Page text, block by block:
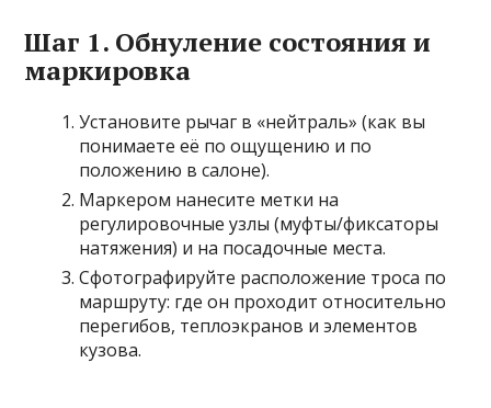
Шаг 1. Обнуление состояния и
маркировка
Установите рычаг в «нейтраль» (как вы
понимаете её по ощущению и по
положению в салоне).
Маркером нанесите метки на
регулировочные узлы (муфты/фиксаторы
натяжения) и на посадочные места.
Сфотографируйте расположение троса по
маршруту: где он проходит относительно
перегибов, теплоэкранов и элементов
кузова.